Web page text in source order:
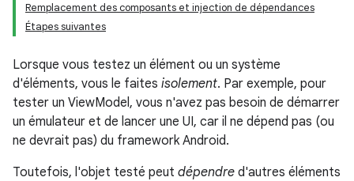
Remplacement des composants et injection de dépendances
Étapes suivantes
Lorsque vous testez un élément ou un système
d'éléments, vous le faites isolement. Par exemple, pour
tester un ViewModel, vous n'avez pas besoin de démarrer
un émulateur et de lancer une UI, car il ne dépend pas (ou
ne devrait pas) du framework Android.
Toutefois, l'objet testé peut dépendre d'autres éléments